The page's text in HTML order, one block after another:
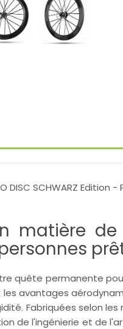
DISC SCHWARZ
matière
quête permanente pour
avantages
Fabriquées selon
de l'ingénierie et de